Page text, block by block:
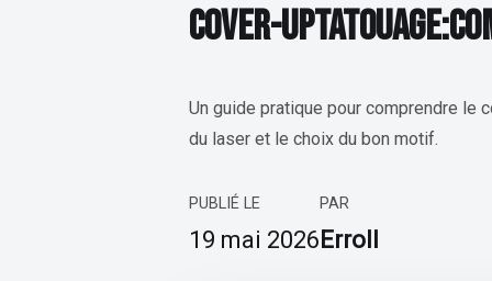
Antoinette Sane2
COVER-UP TATOUAGE :
COVER-UPTATOUAGE:CO
Un guide pratique pour comprendre le
du laser et le choix du bon motif.
PUBLIÉ LE
19 mai 2026
PAR
Erroll